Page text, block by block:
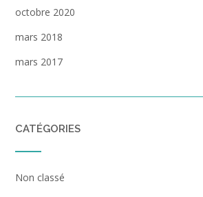
octobre 2020
mars 2018
mars 2017
CATÉGORIES
Non classé